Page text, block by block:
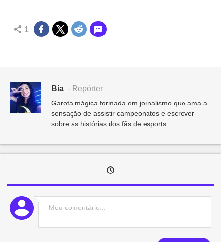
1
Bia - Repórter
Garota mágica formada em jornalismo que ama a
sensação de assistir campeonatos e escrever
sobre as histórias dos fãs de esports.